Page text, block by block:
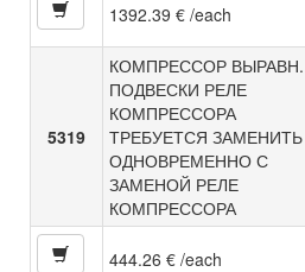
1392.39 € /each
5319
КОМПРЕССОР ВЫРАВН.
ПОДВЕСКИ РЕЛЕ
КОМПРЕССОРА
ТРЕБУЕТСЯ ЗАМЕНИТЬ
ОДНОВРЕМЕННО С
ЗАМЕНОЙ РЕЛЕ
КОМПРЕССОРА
444.26 € /each